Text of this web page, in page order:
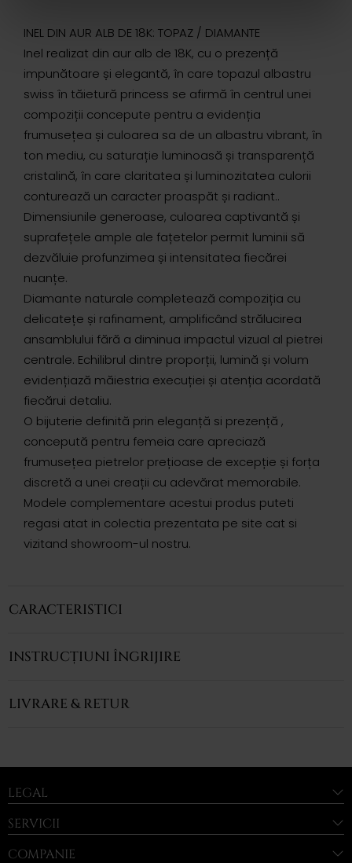
INEL DIN AUR ALB DE 18K: TOPAZ / DIAMANTE
Inel realizat din aur alb de 18K, cu o prezență
impunătoare și elegantă, în care topazul albastru
swiss în tăietură princess se afirmă în centrul unei
compoziții concepute pentru a evidenția
frumusețea și culoarea sa de un albastru vibrant, în
ton mediu, cu saturație luminoasă și transparență
cristalină, în care claritatea și luminozitatea culorii
conturează un caracter proaspăt și radiant..
Dimensiunile generoase, culoarea captivantă și
suprafețele ample ale fațetelor permit luminii să
dezvăluie profunzimea și intensitatea fiecărei
nuanțe.
Diamante naturale completează compoziția cu
delicatețe și rafinament, amplificând strălucirea
ansamblului fără a diminua impactul vizual al pietrei
centrale. Echilibrul dintre proporții, lumină și volum
evidențiază măiestria execuției și atenția acordată
fiecărui detaliu.
O bijuterie definită prin eleganță si prezență ,
concepută pentru femeia care apreciază
frumusețea pietrelor prețioase de excepție și forța
discretă a unei creații cu adevărat memorabile.
Modele complementare acestui produs puteti
regasi atat in colectia prezentata pe site cat si
vizitand showroom-ul nostru.
CARACTERISTICI
INSTRUCȚIUNI ÎNGRIJIRE
LIVRARE & RETUR
LEGAL
SERVICII
COMPANIE